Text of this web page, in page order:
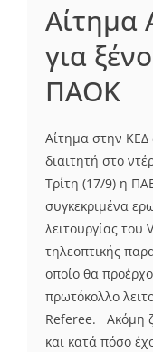
Αίτημα
για
ΠΑΟΚ
Aίτημα στην ΚΕΔ
διαιτητή στο
Τρίτη (17/9) η
συγκεκριμένα
λειτουργίας του
τηλεοπτικής
οποίο θα
πρωτόκολλο
Referee. Ακόμη
και κατά πόσο